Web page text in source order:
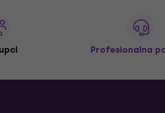
Profesionalna